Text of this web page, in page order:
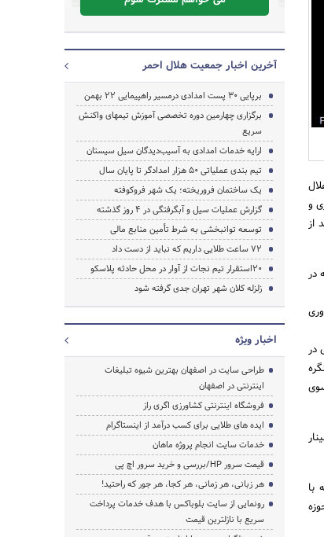
و
از
در
در
با
آخرین اخبار جمعیت هلال احمر
برپایی 30 پست امدادی درمسیر راهپیمایی 22 بهمن
برگزاری چهارمین دوره تخصصی آموزش تیمهای واکنش
سریع
ارایه خدمات امدادی به آسیب‌دیدگان سیل سیستان
تیم بندی عملیاتی 50 هزار امدادگر تا پایان سال
یک ساختمان فروریخته؛ یک شهر فروکوفته
گزارش عملیات سیل و آبگرفتگی در 4 روز گذشته
توسعه توانبخشی به شرط تأمین منابع مالی
72 ساعت طلایی داریم که نباید از دست داد
20استقرار تیم نجات از آوار در محل حادثه پلاسکو
زلزله کلان شهر تهران جدی گرفته شود
اخبار ویژه
طراحی سایت در اصفهان بهترین شیوه تبلیغات
اینترنتی در اصفهان
فروشگاه اینترنتی کشاورزی اگری راز
ایده های طلایی برای کسب درآمد از اینستاگرام
خدمات سایت انجام پروژه ماهان
قیمت سرور HP/بررسی و خرید سرور اچ پی
هر زبانی، هر زمانی، هر کجا، هر جور که راحتید!
رونمایی از سایت بلوباکس با هدف خدمات پرداخت
سریع با نازلترین قیمت